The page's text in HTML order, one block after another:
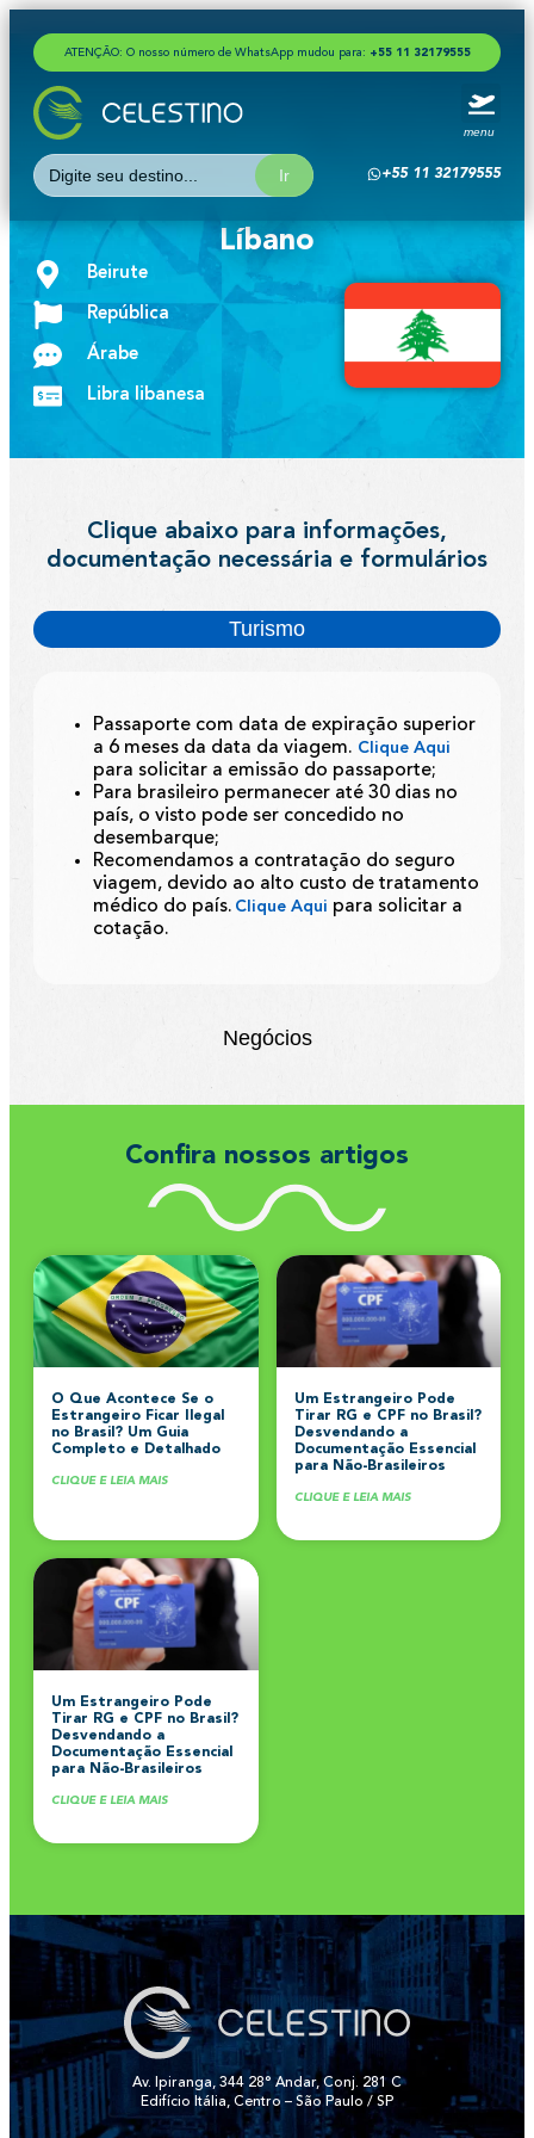
ATENÇÃO: O nosso número de WhatsApp mudou para: + 55 1 1 321 79555
menu
Search
for:
+55 11 32179555
Líbano
Beirute
República
Árabe
Libra libanesa
Clique abaixo para informações,
documentação necessária e formulários
Turismo
Negócios
Passaporte com data de expiração superior
a 6 meses da data da viagem. Clique Aqui
para solicitar a emissão do passaporte;
Para brasileiro permanecer até 30 dias no
país, o visto pode ser concedido no
desembarque;
Recomendamos a contratação do seguro
viagem, devido ao alto custo de tratamento
médico do país. Clique Aqui para solicitar a
cotação.
Confira nossos artigos
O Que Acontece Se o
Estrangeiro Ficar Ilegal
no Brasil? Um Guia
Completo e Detalhado
CLIQUE E LEIA MAIS
Um Estrangeiro Pode
Tirar RG e CPF no Brasil?
Desvendando a
Documentação Essencial
para Não-Brasileiros
CLIQUE E LEIA MAIS
Um Estrangeiro Pode
Tirar RG e CPF no Brasil?
Desvendando a
Documentação Essencial
para Não-Brasileiros
CLIQUE E LEIA MAIS
Av. Ipiranga, 344 28° Andar, Conj. 281 C
Edifício Itália, Centro – São Paulo / SP